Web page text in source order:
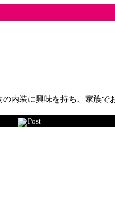
内装に興味を持ち、家族
Post